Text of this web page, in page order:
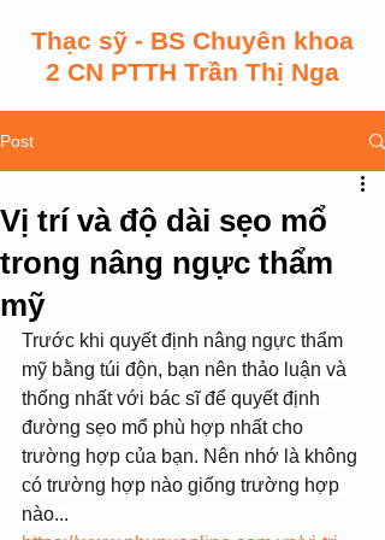
Thạc sỹ - BS Chuyên khoa
2 CN PTTH Trần Thị Nga
Post
Vị trí và độ dài sẹo mổ
trong nâng ngực thẩm
mỹ
Trước khi quyết định nâng ngực thẩm
mỹ bằng túi độn, bạn nên thảo luận và
thống nhất với bác sĩ để quyết định
đường sẹo mổ phù hợp nhất cho
trường hợp của bạn. Nên nhớ là không
có trường hợp nào giống trường hợp
nào...